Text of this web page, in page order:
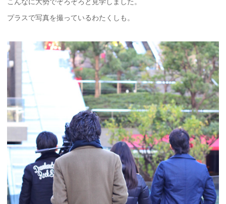
こんなに大勢でぞろぞろと見学しました。
プラスで写真を撮っているわたくしも。